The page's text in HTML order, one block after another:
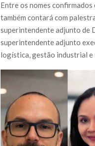
Entre os nomes
também contará com
superintendente adjunto de
superintendente adjunto
logística, gestão industrial